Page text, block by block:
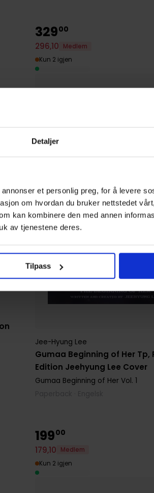
Detaljer
et personlig preg, for å levere
om hvordan du bruker nettstedet
kan kombinere den med annen
av tjenestene deres.
Tilpass
Gumaa Beginning of Her Tp,
Edition Jeehyung Lee Cover
Jee-Hyung Lee
Gumaa Beginning of Her Vol. 1
32900
296,10
Medlem
Kun 2 igjen
19900
179,10
Medlem
Kun 2 igjen